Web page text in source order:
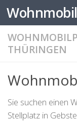
Zum Inhalt
THÜRINGEN
Sie suchen einen
Stellplatz in